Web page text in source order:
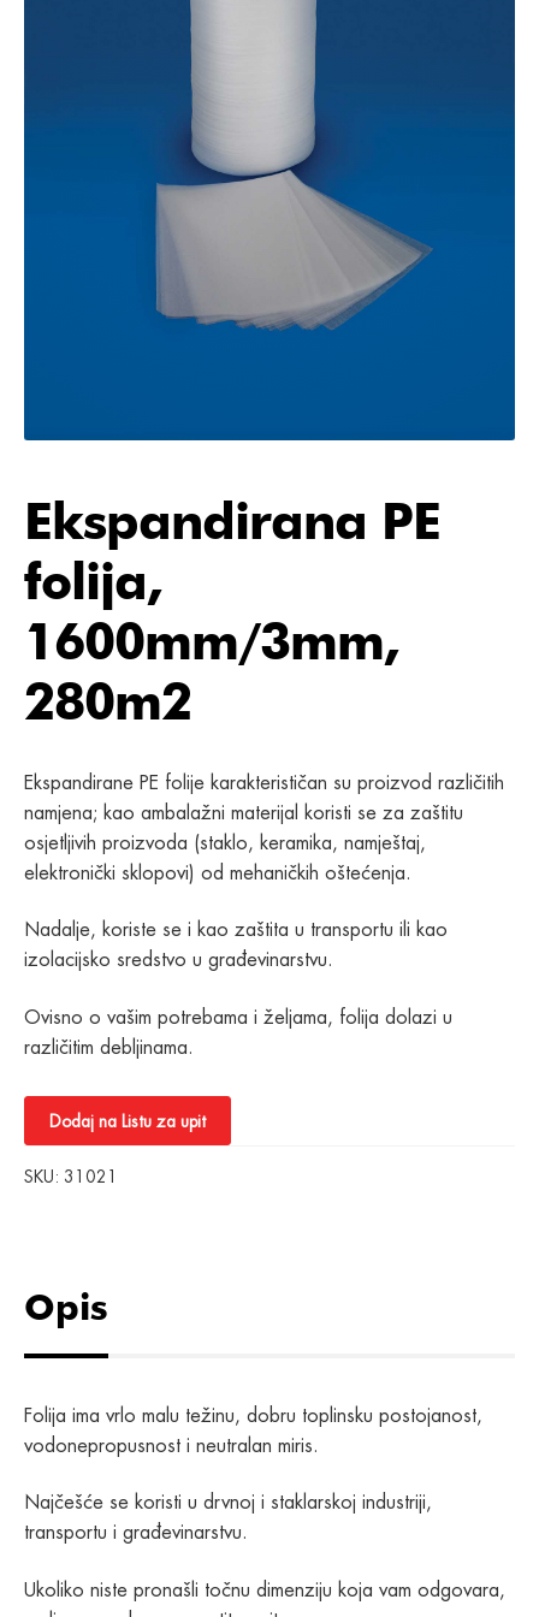
Ekspandirana PE
folija,
1600mm/3mm,
280m2
Ekspandirane PE folije karakterističan su proizvod različitih
namjena; kao ambalažni materijal koristi se za zaštitu
osjetljivih proizvoda (staklo, keramika, namještaj,
elektronički sklopovi) od mehaničkih oštećenja.
Nadalje, koriste se i kao zaštita u transportu ili kao
izolacijsko sredstvo u građevinarstvu.
Ovisno o vašim potrebama i željama, folija dolazi u
različitim debljinama.
Dodaj na Listu za upit
SKU: 31021
Opis
Folija ima vrlo malu težinu, dobru toplinsku postojanost,
vodonepropusnost i neutralan miris.
Najčešće se koristi u drvnoj i staklarskoj industriji,
transportu i građevinarstvu.
Ukoliko niste pronašli točnu dimenziju koja vam odgovara,